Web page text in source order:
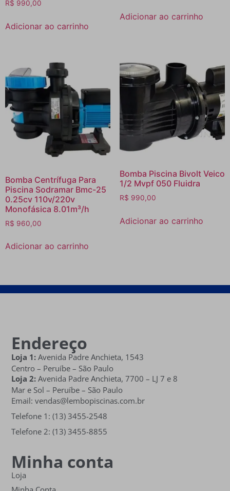
R$ 990,00
Adicionar ao carrinho
Adicionar ao carrinho
Bomba Centrífuga Para
Piscina Sodramar Bmc-25
0.25cv 110v/220v
Monofásica 8.01m³/h
R$ 960,00
Adicionar ao carrinho
Bomba Piscina Bivolt Veico
1/2 Mvpf 050 Fluidra
R$ 990,00
Adicionar ao carrinho
Minha conta
Loja
Endereço
Loja 1: Avenida Padre Anchieta, 1543
Centro – Peruíbe – São Paulo
Loja 2: Avenida Padre Anchieta,7700 – LJ 7 e 8
Mar e Sol – Peruíbe – São Paulo
Email: vendas@lembopiscinas.com.br
Telefone 1: (13) 3455-2548
Telefone 2: (13) 3455-8855